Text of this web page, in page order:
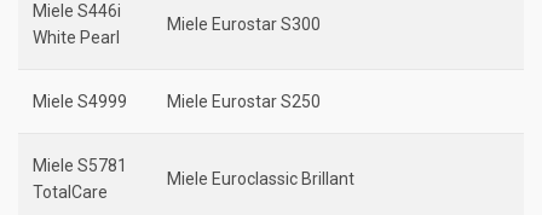
Miele S446i
White Pearl
Miele Eurostar S300
Miele S4999 Miele Eurostar S250
Miele S5781
TotalCare
Miele Euroclassic Brillant